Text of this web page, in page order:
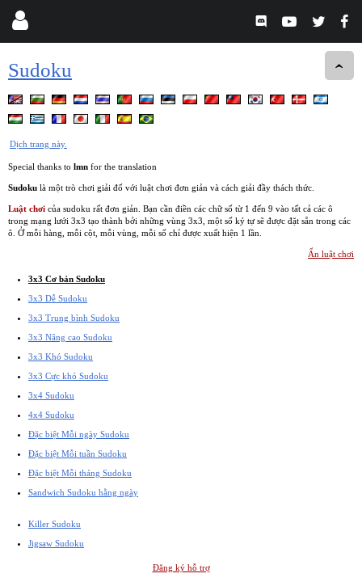
Sudoku
Dịch trang này.
Special thanks to lmn for the translation
Sudoku là một trò chơi giải đố với luật chơi đơn giản và cách giải đầy thách thức.
Luật chơi của sudoku rất đơn giản. Bạn cần điền các chữ số từ 1 đến 9 vào tất cả các ô
trong mạng lưới 3x3 tạo thành bởi những vùng 3x3, một số ký tự sẽ được đặt sẵn trong các
ô. Ở mỗi hàng, mỗi cột, mỗi vùng, mỗi số chỉ được xuất hiện 1 lần.
Ẩn luật chơi
3x3 Cơ bản Sudoku
3x3 Dễ Sudoku
3x3 Trung bình Sudoku
3x3 Nâng cao Sudoku
3x3 Khó Sudoku
3x3 Cực khó Sudoku
3x4 Sudoku
4x4 Sudoku
Đặc biệt Mỗi ngày Sudoku
Đặc biệt Mỗi tuần Sudoku
Đặc biệt Mỗi tháng Sudoku
Sandwich Sudoku hằng ngày
Killer Sudoku
Jigsaw Sudoku
Đăng ký hỗ trợ